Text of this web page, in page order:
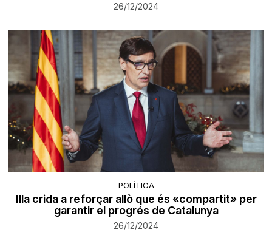
26/12/2024
POLÍTICA
Illa crida a reforçar allò que és «compartit» per
garantir el progrés de Catalunya
26/12/2024